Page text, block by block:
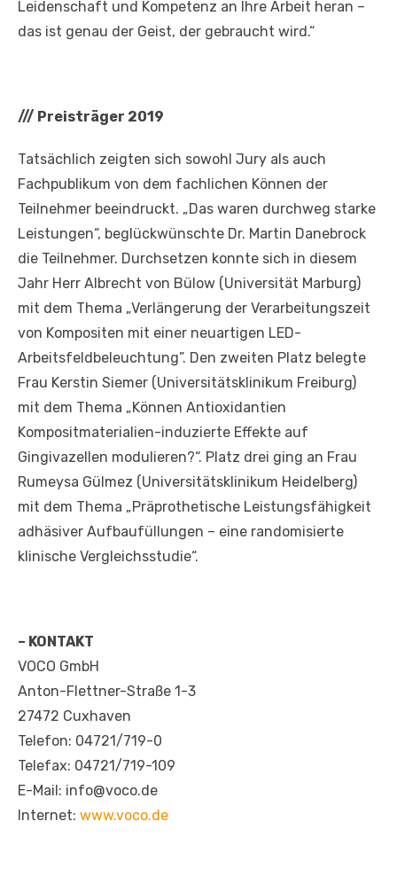
Leidenschaft und Kompetenz an Ihre Arbeit heran –
das ist genau der Geist, der gebraucht wird.“
/// Preisträger 2019
Tatsächlich zeigten sich sowohl Jury als auch
Fachpublikum von dem fachlichen Können der
Teilnehmer beeindruckt. „Das waren durchweg starke
Leistungen“, beglückwünschte Dr. Martin Danebrock
die Teilnehmer. Durchsetzen konnte sich in diesem
Jahr Herr Albrecht von Bülow (Universität Marburg)
mit dem Thema „Verlängerung der Verarbeitungszeit
von Kompositen mit einer neuartigen LED-
Arbeitsfeldbeleuchtung”. Den zweiten Platz belegte
Frau Kerstin Siemer (Universitätsklinikum Freiburg)
mit dem Thema „Können Antioxidantien
Kompositmaterialien-induzierte Effekte auf
Gingivazellen modulieren?“. Platz drei ging an Frau
Rumeysa Gülmez (Universitätsklinikum Heidelberg)
mit dem Thema „Präprothetische Leistungsfähigkeit
adhäsiver Aufbaufüllungen – eine randomisierte
klinische Vergleichsstudie“.
– KONTAKT
VOCO GmbH
Anton-Flettner-Straße 1-3
27472 Cuxhaven
Telefon: 04721/719-0
Telefax: 04721/719-109
E-Mail: info@voco.de
Internet: www.voco.de